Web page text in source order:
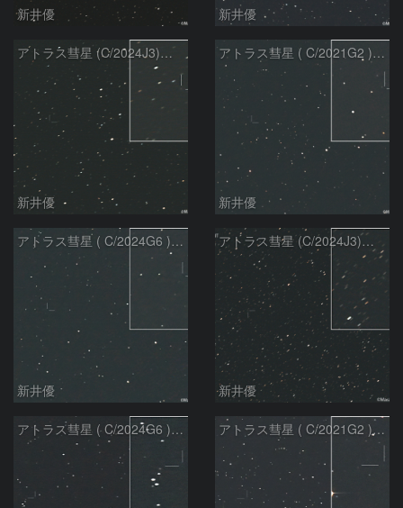
新井優 新井優
アトラス彗星 (C/2024J3)：2026/07/26
新井優
アトラス彗星 ( C/2021G2 )：2026/07/09
新井優
アトラス彗星 ( C/2024G6 )：2026/07/09
新井優
アトラス彗星 (C/2024J3)：2026/07/09
新井優
アトラス彗星 ( C/2024G6 )：2026/07/08 アトラス彗星 ( C/2021G2 )：2026/07/08